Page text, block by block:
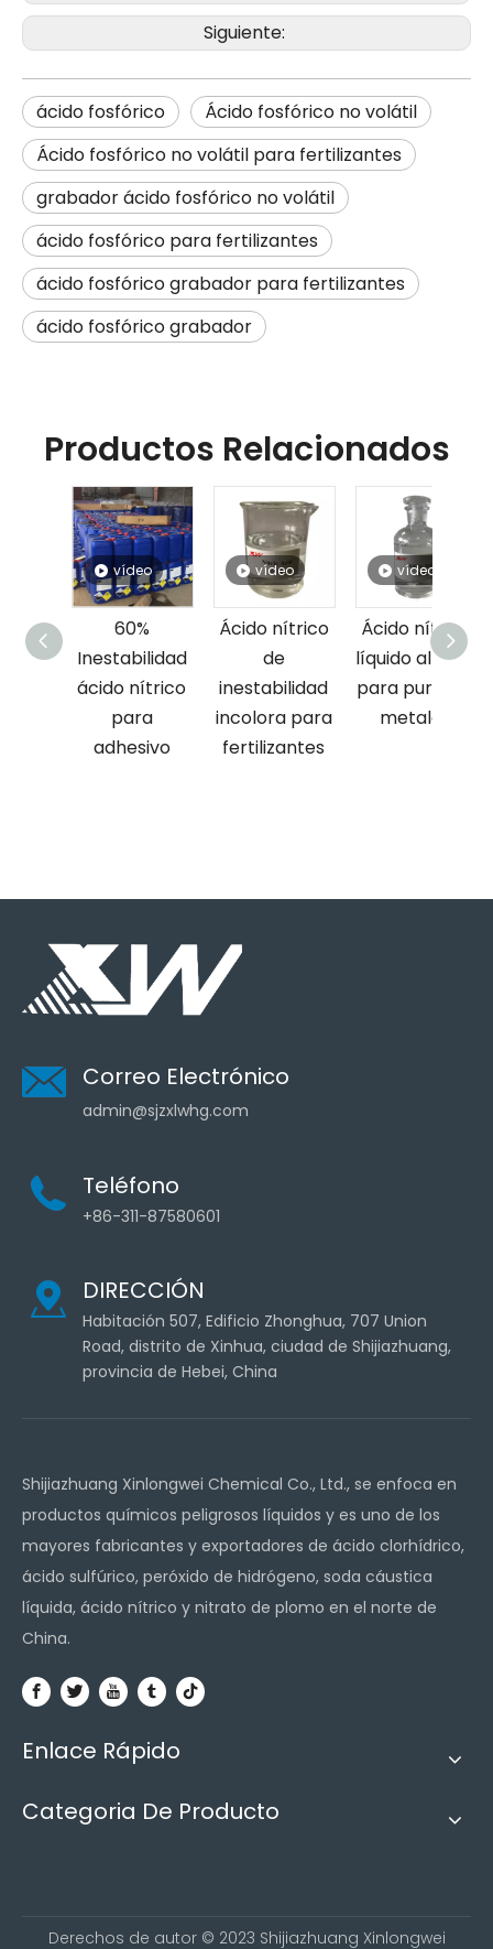
Siguiente:
ácido fosfórico
Ácido fosfórico no volátil
Ácido fosfórico no volátil para fertilizantes
grabador ácido fosfórico no volátil
ácido fosfórico para fertilizantes
ácido fosfórico grabador para fertilizantes
ácido fosfórico grabador
Productos Relacionados
60%
nítrico
vídeo
Ácido nítrico
de
inestabilidad
incolora para
fertilizantes
vídeo
Ácido nítrico
líquido al 60 %
para purificar
metales
Ácido
líquido al
Correo Electrónico
admin@sjzxlwhg.com
Teléfono
+86-311-87580601
DIRECCIÓN
Habitación 507, Edificio Zhonghua, 707 Union
Road, distrito de Xinhua, ciudad de Shijiazhuang,
provincia de Hebei, China
Shijiazhuang Xinlongwei Chemical Co., Ltd., se enfoca en
productos químicos peligrosos líquidos y es uno de los
mayores fabricantes y exportadores de ácido clorhídrico,
ácido sulfúrico, peróxido de hidrógeno, soda cáustica
líquida, ácido nítrico y nitrato de plomo en el norte de
China.
Enlace Rápido
Categoria De Producto
Derechos de autor © 2023 Shijiazhuang Xinlongwei